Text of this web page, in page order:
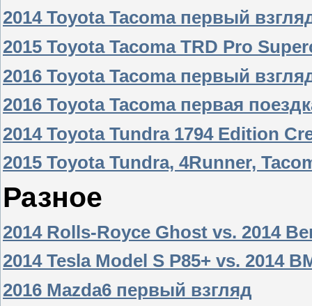
2014 Toyota Tacoma первый
2015 Toyota Tacoma TRD Pro
2016 Toyota Tacoma первый
2016 Toyota Tacoma первая
2014 Toyota Tundra 1794 Edition
2015 Toyota Tundra, 4Runner,
Разное
2014 Rolls-Royce Ghost vs. 2014
2014 Tesla Model S P85+ vs. 2014
2016 Mazda6 первый взгляд